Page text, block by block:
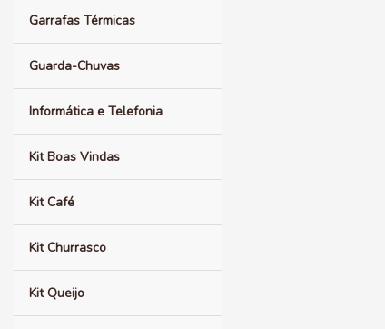
Garrafas Térmicas
Guarda-Chuvas
Informática e Telefonia
Kit Boas Vindas
Kit Café
Kit Churrasco
Kit Queijo